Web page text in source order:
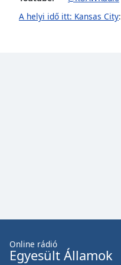
Track
cancel
and
A helyi idő itt: Kansas City:
Online rádió
Egyesült Államok